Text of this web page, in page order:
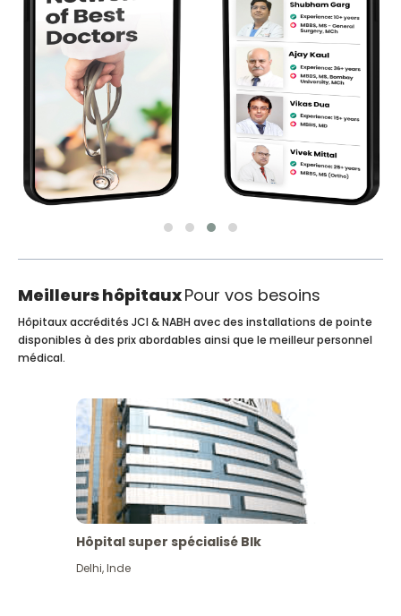
Meilleurs hôpitauxPour vos besoins
Hôpitaux accrédités JCI & NABH avec des installations de pointe
disponibles à des prix abordables ainsi que le meilleur personnel
médical.
Hôpital super spécialisé Blk
Delhi,Inde